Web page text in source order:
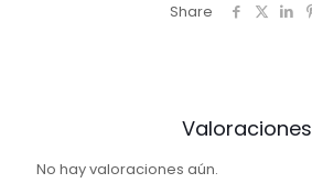
Share
Valoraciones
No hay valoraciones aún.